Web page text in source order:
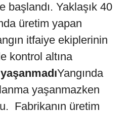
başlandı. Yaklaşık 40
üretim yapan
itfaiye ekiplerinin
kontrol altına
Yangında
yaşanmazken
Fabrikanın üretim